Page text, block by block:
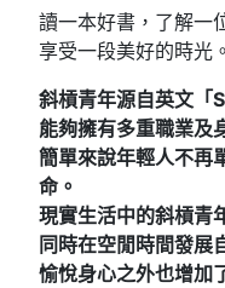
讀一本好書，了解一
享受一段美好的時光。
斜槓青年源自英文「
能夠擁有多重職業及
簡單來說年輕人不再
命。
現實生活中的斜槓青
同時在空閒時間發展
愉悅身心之外也增加